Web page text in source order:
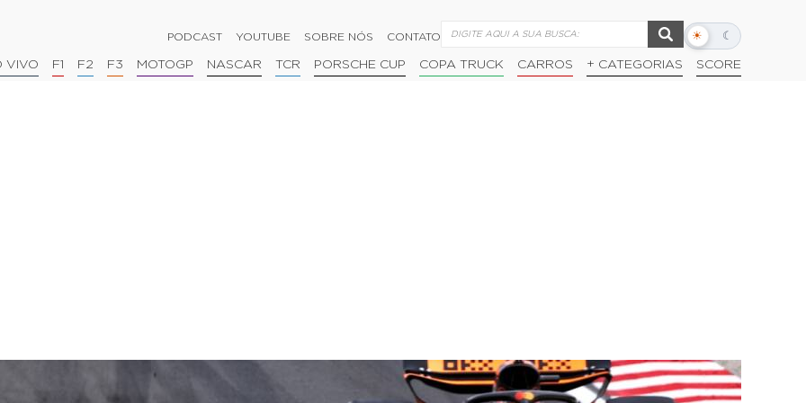
PODCAST YOUTUBE SOBRE NÓS CONTATO ☀ ☾
Alternar
escuro
VIVO F1 F2 F3 MOTOGP NASCAR TCR PORSCHE CUP COPA TRUCK CARROS + CATEGORIAS SCORE